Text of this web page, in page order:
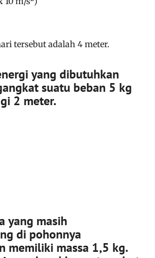
tersebut adalah 4 meter.
yang dibutuhkan
suatu beban 5 kg
2 meter.
yang masih
di pohonnya
memiliki massa 1,5 kg.